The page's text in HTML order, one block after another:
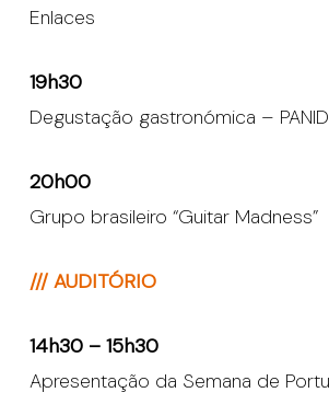
Enlaces
19h30
Degustação gastronómica –
20h00
Grupo brasileiro “Guitar Madness”
/// AUDITÓRIO
14h30 – 15h30
Apresentação da Semana de